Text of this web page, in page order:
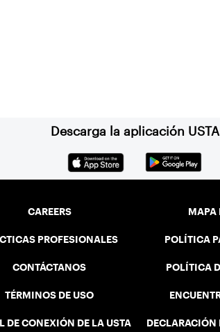
Descarga la aplicación USTA
CAREERS
PROFESIONALES
CONTÁCTANOS
TÉRMINOS DE USO
DE CONEXIÓN DE LA USTA
MAPA
POLÍTICA
POLÍTICA
DECLARACIÓN